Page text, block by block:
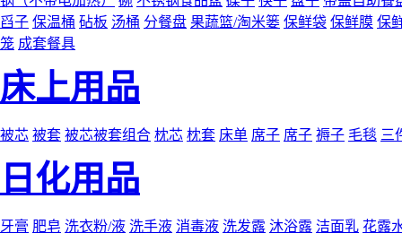
舀子 保温桶 砧板 汤桶 分餐盘 果蔬篮/淘米篓 保鲜袋 保鲜膜 保
笼 成套餐具
床上用品
被芯 被套 被芯被套组合 枕芯 枕套 床单 席子 席子 褥子 毛毯 三
日化用品
牙膏 肥皂 洗衣粉/液 洗手液 消毒液 洗发露 沐浴露 洁面乳 花露